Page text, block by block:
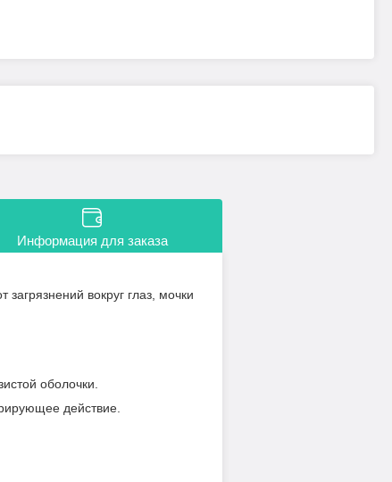
Информация для заказа
вокруг глаз, мочки
оболочки.
действие.